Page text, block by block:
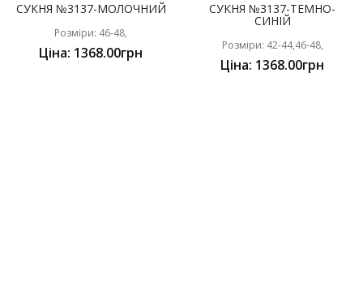
СУКНЯ №3137-МОЛОЧНИЙ
Розміри: 46-48,
Ціна: 1368.00грн
СУКНЯ №3137-ТЕМНО-
СИНІЙ
Розміри: 42-44,46-48,
Ціна: 1368.00грн